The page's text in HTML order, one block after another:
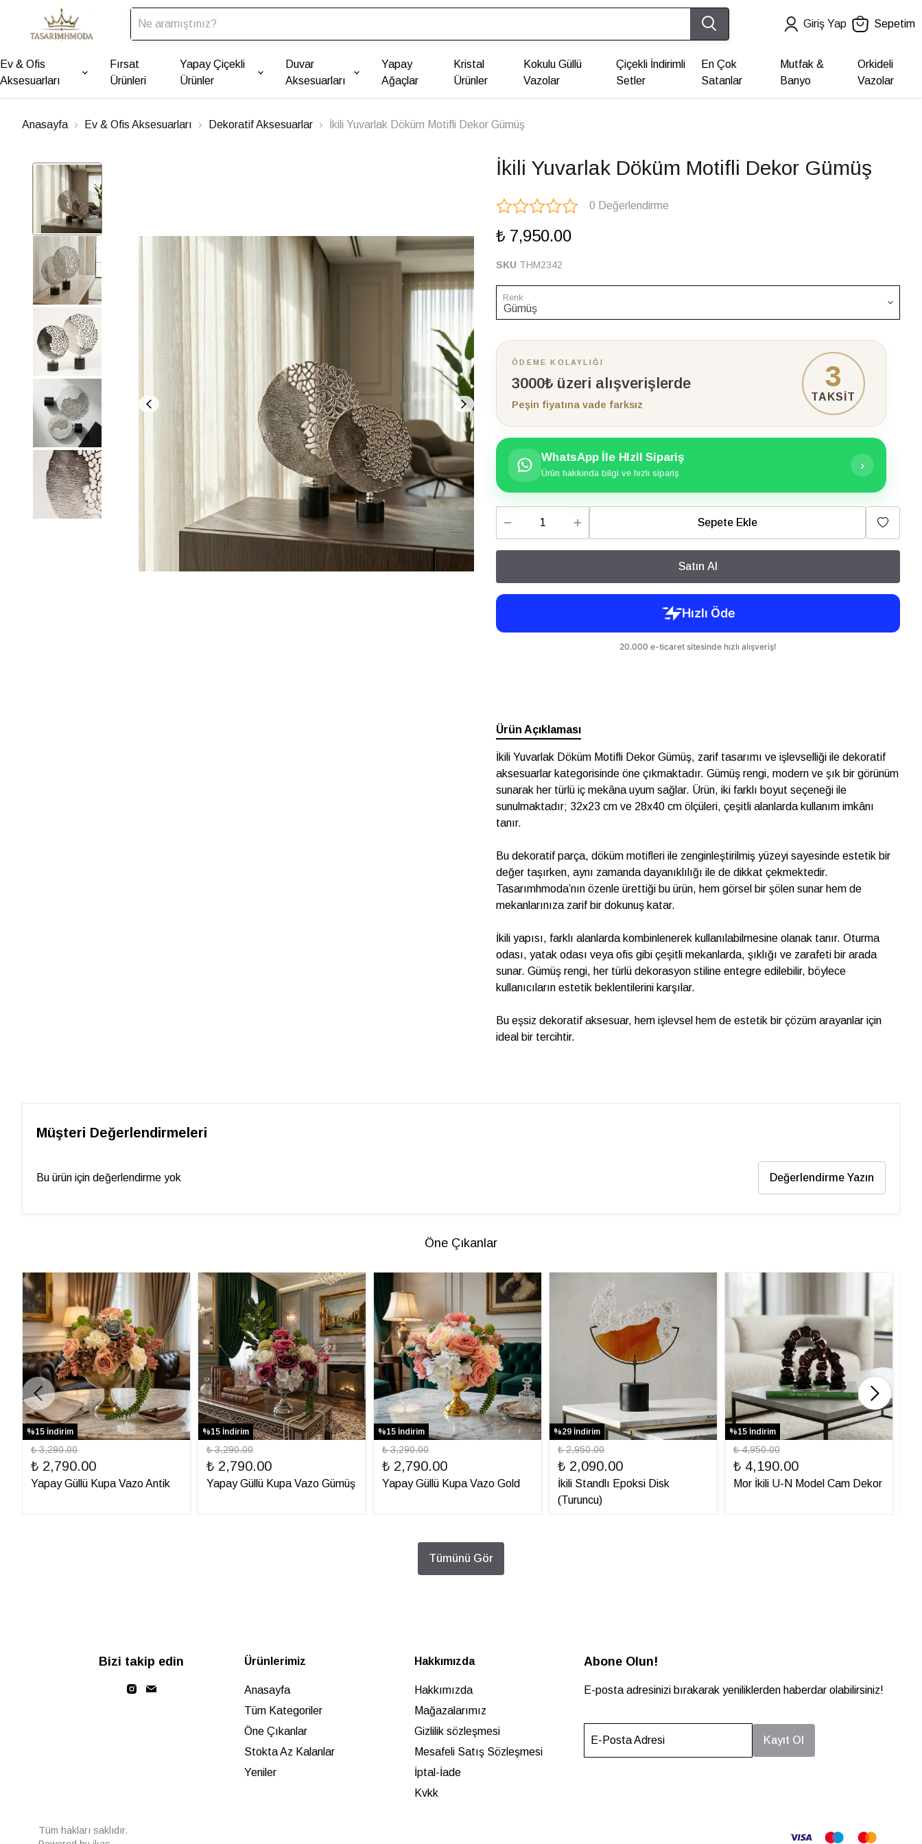
Giriş Yap Sepetim
Ev & Ofis
Aksesuarları
Fırsat
Ürünleri
Yapay Çiçekli
Ürünler
Duvar
Aksesuarları
Yapay
Ağaçlar
Kristal
Ürünler
Kokulu Güllü
Vazolar
Çiçekli İndirimli
Setler
En Çok
Satanlar
Mutfak &
Banyo
Orkideli
Vazolar
Anasayfa Ev & Ofis Aksesuarları Dekoratif Aksesuarlar İkili Yuvarlak Döküm Motifli Dekor Gümüş
İkili Yuvarlak Döküm Motifli Dekor Gümüş
0 Değerlendirme
₺ 7,950.00
SKU THM2342
Renk
ÖDEME KOLAYLIĞI
3000₺ üzeri alışverişlerde
Peşin fiyatına vade farksız
3
TAKSİT
WhatsApp İle HIzlI Sipariş
Ürün hakkında bilgi ve hızlı sipariş
›
Sepete Ekle
Satın Al
Ürün Açıklaması
İkili Yuvarlak Döküm Motifli Dekor Gümüş, zarif tasarımı ve işlevselliği ile dekoratif
aksesuarlar kategorisinde öne çıkmaktadır. Gümüş rengi, modern ve şık bir görünüm
sunarak her türlü iç mekâna uyum sağlar. Ürün, iki farklı boyut seçeneği ile
sunulmaktadır; 32x23 cm ve 28x40 cm ölçüleri, çeşitli alanlarda kullanım imkânı
tanır.
Bu dekoratif parça, döküm motifleri ile zenginleştirilmiş yüzeyi sayesinde estetik bir
değer taşırken, aynı zamanda dayanıklılığı ile de dikkat çekmektedir.
Tasarımhmoda’nın özenle ürettiği bu ürün, hem görsel bir şölen sunar hem de
mekanlarınıza zarif bir dokunuş katar.
İkili yapısı, farklı alanlarda kombinlenerek kullanılabilmesine olanak tanır. Oturma
odası, yatak odası veya ofis gibi çeşitli mekanlarda, şıklığı ve zarafeti bir arada
sunar. Gümüş rengi, her türlü dekorasyon stiline entegre edilebilir, böylece
kullanıcıların estetik beklentilerini karşılar.
Bu eşsiz dekoratif aksesuar, hem işlevsel hem de estetik bir çözüm arayanlar için
ideal bir tercihtir.
Müşteri Değerlendirmeleri
Bu ürün için değerlendirme yok Değerlendirme Yazın
Öne Çıkanlar
%15 İndirim
₺ 3,290.00
₺ 2,790.00
Yapay Güllü Kupa Vazo Antik
%15 İndirim
₺ 3,290.00
₺ 2,790.00
Yapay Güllü Kupa Vazo Gümüş
%15 İndirim
₺ 3,290.00
₺ 2,790.00
Yapay Güllü Kupa Vazo Gold
%29 İndirim
₺ 2,950.00
₺ 2,090.00
İkili Standlı Epoksi Disk
(Turuncu)
%15 İndirim
₺ 4,950.00
₺ 4,190.00
Mor İkili U-N Model Cam Dekor
Tümünü Gör
Bizi takip edin Ürünlerimiz
Anasayfa
Tüm Kategoriler
Öne Çıkanlar
Stokta Az Kalanlar
Yeniler
Hakkımızda
Hakkımızda
Mağazalarımız
Gizlilik sözleşmesi
Mesafeli Satış Sözleşmesi
İptal-İade
Kvkk
Abone Olun!
E-posta adresinizi bırakarak yeniliklerden haberdar olabilirsiniz!
E-Posta Adresi Kayıt Ol
Tüm hakları saklıdır.